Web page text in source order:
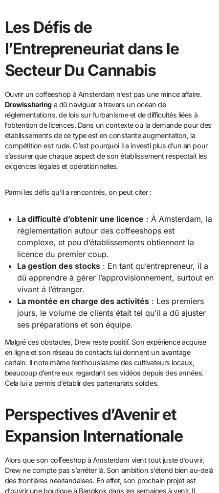
Les Défis de
l’Entrepreneuriat dans le
Secteur Du Cannabis
Ouvrir un coffeeshop à Amsterdam n’est pas une mince affaire.
Drewissharinga dû naviguer à travers un océan de
réglementations, de lois sur l’urbanisme et de difficultés liées à
l’obtention de licences. Dans un contexte où la demande pour des
établissements de ce type est en constante augmentation, la
compétition est rude. C’est pourquoi il a investi plus d’un an pour
s’assurer que chaque aspect de son établissement respectait les
exigences légales et opérationnelles.
Parmi les défis qu’il a rencontrés, on peut citer :
La difficulté d’obtenir une licence : À Amsterdam, la
réglementation autour des coffeeshops est
complexe, et peu d’établissements obtiennent la
licence du premier coup.
La gestion des stocks : En tant qu’entrepreneur, il a
dû apprendre à gérer l’approvisionnement, surtout en
vivant à l’étranger.
La montée en charge des activités : Les premiers
jours, le volume de clients était tel qu’il a dû ajuster
ses préparations et son équipe.
Malgré ces obstacles, Drew reste positif. Son expérience acquise
en ligne et son réseau de contacts lui donnent un avantage
certain. Il note même l’enthousiasme des cultivateurs locaux,
beaucoup d’entre eux regardant ses vidéos depuis des années.
Cela lui a permis d’établir des partenariats solides.
Perspectives d’Avenir et
Expansion Internationale
Alors que son coffeeshop à Amsterdam vient tout juste d’ouvrir,
Drew ne compte pas s’arrêter là. Son ambition s’étend bien au-delà
des frontières néerlandaises. En effet, son prochain projet est
d’ouvrir une boutique à Bangkok dans les semaines à venir. Il